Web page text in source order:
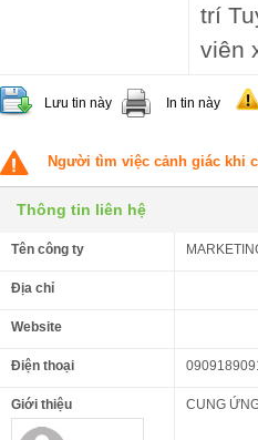
trí
viên
Lưu tin này In tin này
Người tìm việc cảnh giác khi
Thông tin liên hệ
Tên công ty
Địa chỉ
Website
Điện thoại
Giới thiệu CUNG